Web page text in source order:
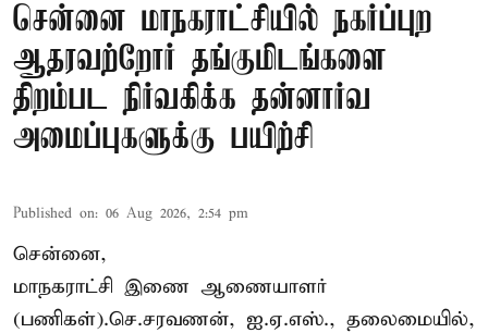
சென்னை மாநகராட்சியில் நகர்ப்புற
ஆதரவற்றோர் தங்குமிடங்களை
திறம்பட நிர்வகிக்க தன்னார்வ
அமைப்புகளுக்கு பயிற்சி
Published on: 06 Aug 2026, 2:54 pm
சென்னை,
மாநகராட்சி இணை ஆணையாளர்
(பணிகள்).செ.சரவணன், ஐ.ஏ.எஸ்., தலைமையில்,